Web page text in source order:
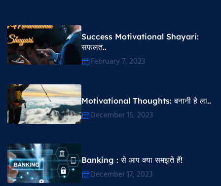
Success Motivational Shayari​:
सफलत..
February 7, 2023
Motivational Thoughts​: बनानी है ला..
December 15, 2023
Banking : से आप क्या समझते हैं!
December 17, 2023